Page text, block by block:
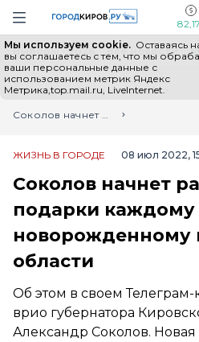
Навигация сайта
82,17
Мы используем cookie. Оставаясь
вы соглашаетесь с тем, что мы
ваши персональные данные с
использованием метрик Яндекс
Метрика,top.mail.ru, LiveInternet.
Выборы - 2026 Все новости
Главная
Лента новостей
Соколов начнет раздавать подарки каждому новорожденному в Кировской области
ЖИЗНЬ В ГОРОДЕ 08 июл 2022,
Соколов начнет
подарки каждому
новорожденному
области
Об этом в своем Телеграм-
врио губернатора
Александр Соколов.